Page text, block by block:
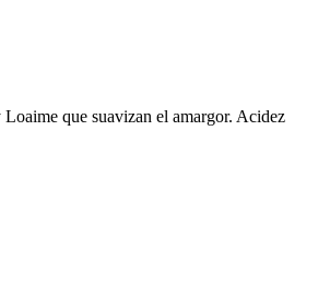
que suavizan el amargor. Acidez